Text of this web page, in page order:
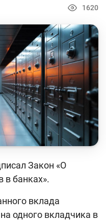
и ее элементы
услуг
1620
Закон «О
в банках».
вклада
одного вкладчика в